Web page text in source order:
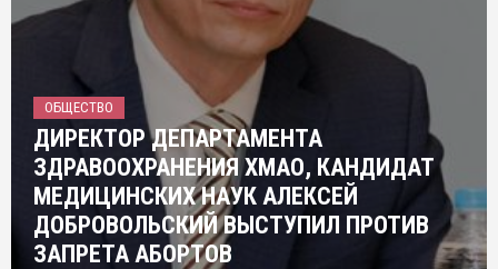
ОБЩЕСТВО
ДИРЕКТОР ДЕПАРТАМЕНТА
ЗДРАВООХРАНЕНИЯ ХМАО, КАНДИДАТ
МЕДИЦИНСКИХ НАУК АЛЕКСЕЙ
ДОБРОВОЛЬСКИЙ ВЫСТУПИЛ ПРОТИВ
ЗАПРЕТА АБОРТОВ